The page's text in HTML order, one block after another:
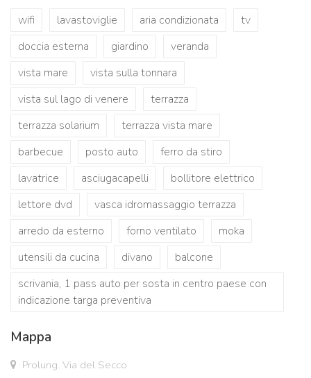
wifi lavastoviglie aria condizionata
tv
doccia esterna
giardino
veranda
vista mare
vista sulla tonnara
vista sul lago di venere
terrazza
terrazza solarium
terrazza vista mare
barbecue
posto auto
ferro da stiro
lavatrice
asciugacapelli
bollitore elettrico
lettore dvd
vasca idromassaggio terrazza
arredo da esterno
forno ventilato
moka
utensili da cucina
divano
balcone
scrivania, 1 pass auto per sosta in centro paese con
indicazione targa preventiva
Mappa
Prolung. Via del Secco